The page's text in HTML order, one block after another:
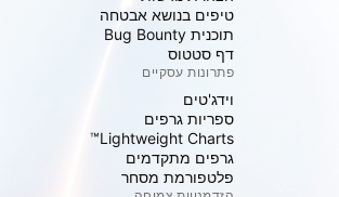
טיפים בנושא אבטחה
תוכנית Bug Bounty
דף סטטוס
פתרונות עסקיים
וידג'טים
ספריות גרפים
Lightweight Charts™
גרפים מתקדמים
פלטפורמת מסחר